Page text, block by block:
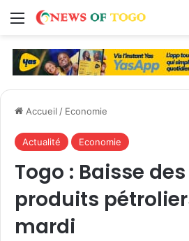
Menu
Accueil / Economie
Actualité Economie
Togo : Baisse
produits
mardi